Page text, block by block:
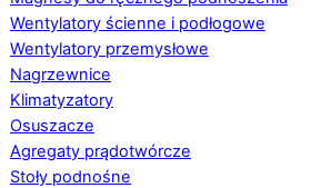
Wentylatory ścienne i podłogowe
Wentylatory przemysłowe
Nagrzewnice
Klimatyzatory
Osuszacze
Agregaty prądotwórcze
Stoły podnośne